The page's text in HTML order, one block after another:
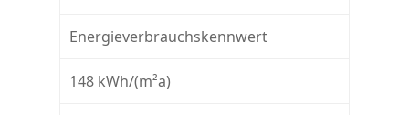
Energieverbrauchskennwert
148 kWh/(m²a)